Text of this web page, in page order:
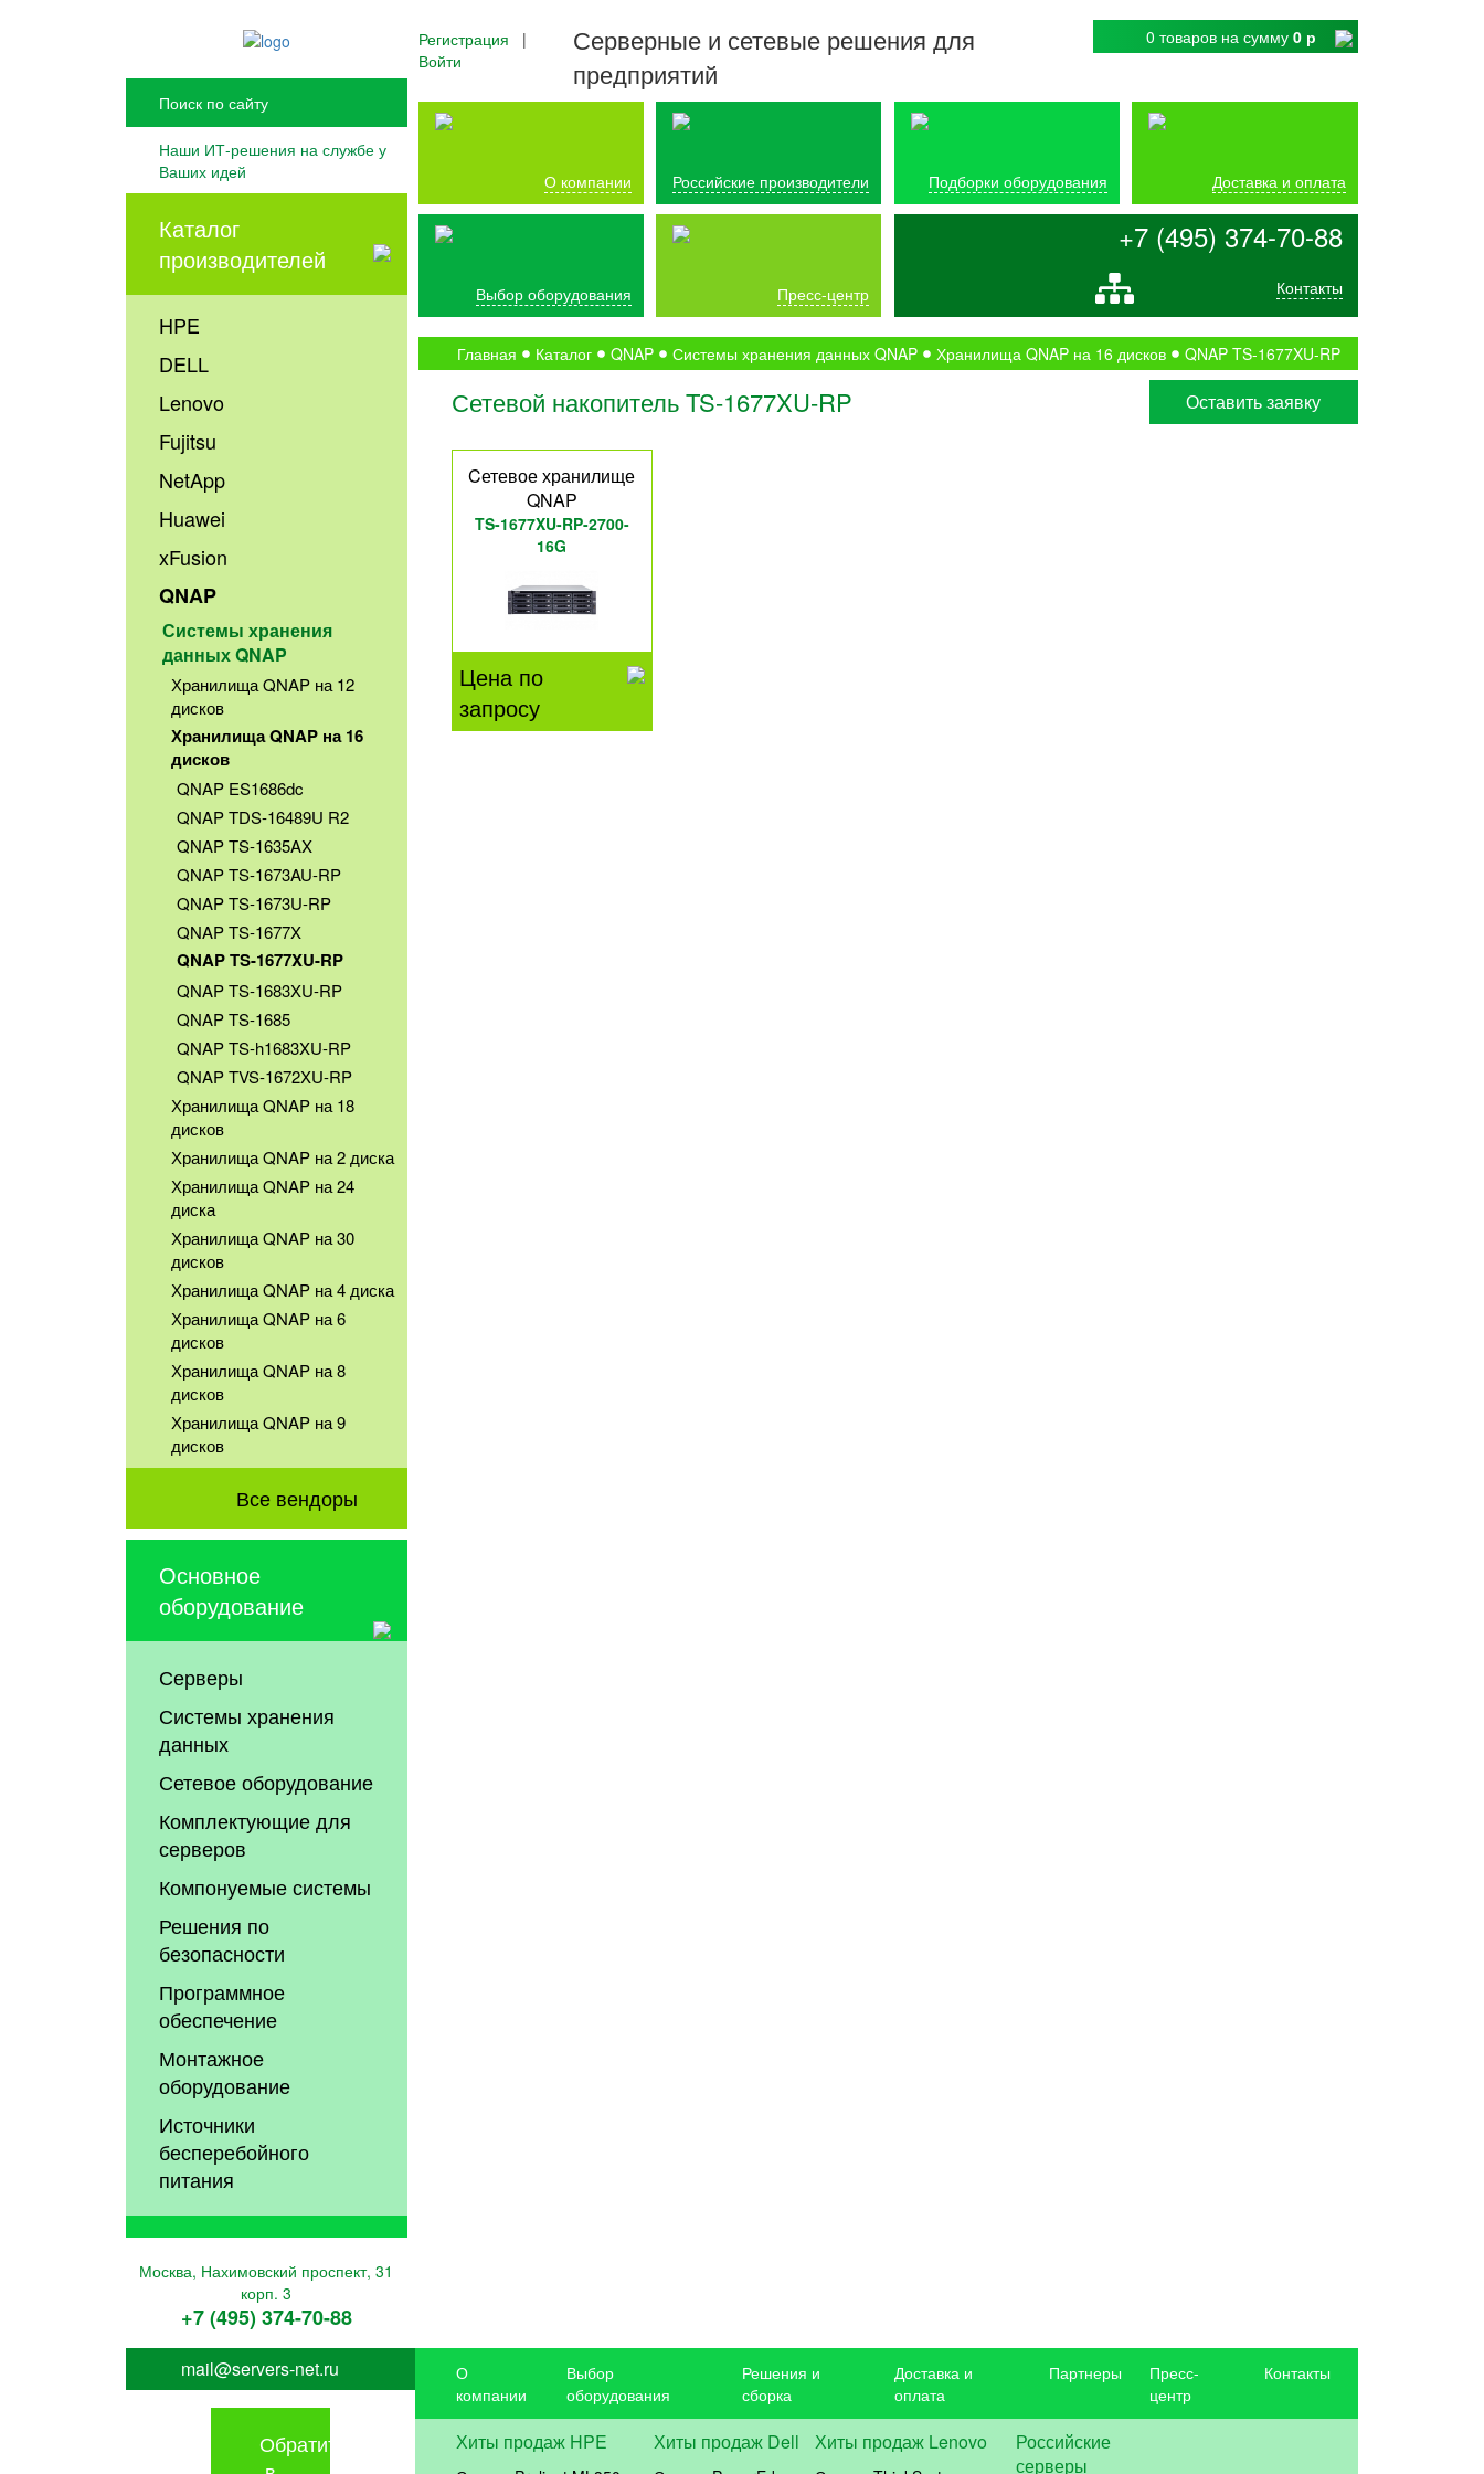
Наши ИТ-решения на службе у
Ваших идей
Каталог
производителей
HPE
DELL
Lenovo
Fujitsu
NetApp
Huawei
xFusion
QNAP
Системы хранения
данных QNAP
Хранилища QNAP на 12
дисков
Хранилища QNAP на 16
дисков
QNAP ES1686dc
QNAP TDS-16489U R2
QNAP TS-1635AX
QNAP TS-1673AU-RP
QNAP TS-1673U-RP
QNAP TS-1677X
QNAP TS-1677XU-RP
QNAP TS-1683XU-RP
QNAP TS-1685
QNAP TS-h1683XU-RP
QNAP TVS-1672XU-RP
Хранилища QNAP на 18
дисков
Хранилища QNAP на 2 диска
Хранилища QNAP на 24
диска
Хранилища QNAP на 30
дисков
Хранилища QNAP на 4 диска
Хранилища QNAP на 6
дисков
Хранилища QNAP на 8
дисков
Хранилища QNAP на 9
дисков
Все вендоры
Основное
оборудование
Серверы
Системы хранения
данных
Сетевое оборудование
Комплектующие для
серверов
Компонуемые системы
Решения по
безопасности
Программное
обеспечение
Монтажное
оборудование
Источники
бесперебойного
питания
Москва, Нахимовский проспект, 31
корп. 3
+7 (495) 374-70-88
Регистрация |
Войти
Серверные и сетевые решения для
предприятий
0 товаров на сумму 0 р
О компании Российские производители Подборки оборудования Доставка и оплата
Выбор оборудования Пресс-центр
+7 (495) 374-70-88
Контакты
Главная Каталог QNAP Системы хранения данных QNAP Хранилища QNAP на 16 дисков QNAP TS-1677XU-RP
Сетевой накопитель TS-1677XU-RP Оставить заявку
Cетевое хранилище
QNAP
TS-1677XU-RP-2700-
16G
Цена по
запросу
mail@servers-net.ru
Обратиться
О
компании
Выбор
оборудования
Решения и
сборка
Доставка и
оплата
Партнеры
Пресс-
центр
Контакты
Хиты продаж HPE Хиты продаж Dell Хиты продаж Lenovo
Российские
серверы